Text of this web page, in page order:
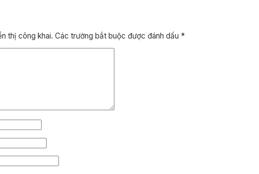
thị công khai. Các trường bắt buộc được đánh dấu *